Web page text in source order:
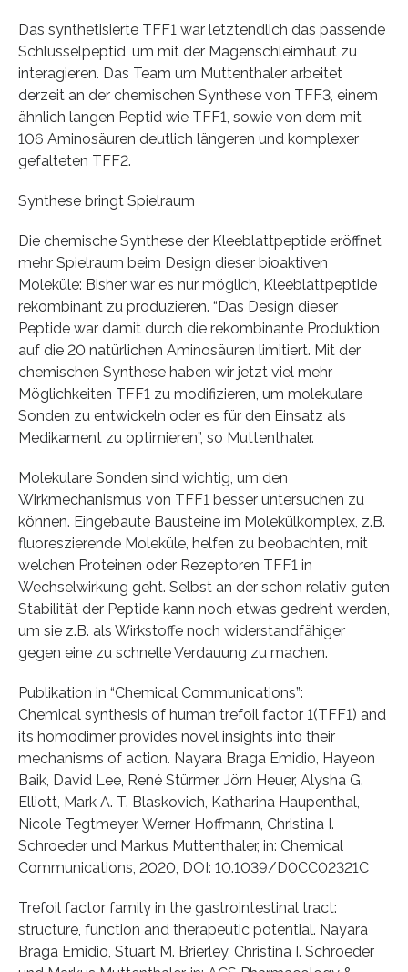
Das synthetisierte TFF1 war letztendlich das passende
Schlüsselpeptid, um mit der Magenschleimhaut zu
interagieren. Das Team um Muttenthaler arbeitet
derzeit an der chemischen Synthese von TFF3, einem
ähnlich langen Peptid wie TFF1, sowie von dem mit
106 Aminosäuren deutlich längeren und komplexer
gefalteten TFF2.
Synthese bringt Spielraum
Die chemische Synthese der Kleeblattpeptide eröffnet
mehr Spielraum beim Design dieser bioaktiven
Moleküle: Bisher war es nur möglich, Kleeblattpeptide
rekombinant zu produzieren. “Das Design dieser
Peptide war damit durch die rekombinante Produktion
auf die 20 natürlichen Aminosäuren limitiert. Mit der
chemischen Synthese haben wir jetzt viel mehr
Möglichkeiten TFF1 zu modifizieren, um molekulare
Sonden zu entwickeln oder es für den Einsatz als
Medikament zu optimieren”, so Muttenthaler.
Molekulare Sonden sind wichtig, um den
Wirkmechanismus von TFF1 besser untersuchen zu
können. Eingebaute Bausteine im Molekülkomplex, z.B.
fluoreszierende Moleküle, helfen zu beobachten, mit
welchen Proteinen oder Rezeptoren TFF1 in
Wechselwirkung geht. Selbst an der schon relativ guten
Stabilität der Peptide kann noch etwas gedreht werden,
um sie z.B. als Wirkstoffe noch widerstandfähiger
gegen eine zu schnelle Verdauung zu machen.
Publikation in “Chemical Communications”:
Chemical synthesis of human trefoil factor 1(TFF1) and
its homodimer provides novel insights into their
mechanisms of action. Nayara Braga Emidio, Hayeon
Baik, David Lee, René Stürmer, Jörn Heuer, Alysha G.
Elliott, Mark A. T. Blaskovich, Katharina Haupenthal,
Nicole Tegtmeyer, Werner Hoffmann, Christina I.
Schroeder und Markus Muttenthaler, in: Chemical
Communications, 2020, DOI: 10.1039/D0CC02321C
Trefoil factor family in the gastrointestinal tract:
structure, function and therapeutic potential. Nayara
Braga Emidio, Stuart M. Brierley, Christina I. Schroeder